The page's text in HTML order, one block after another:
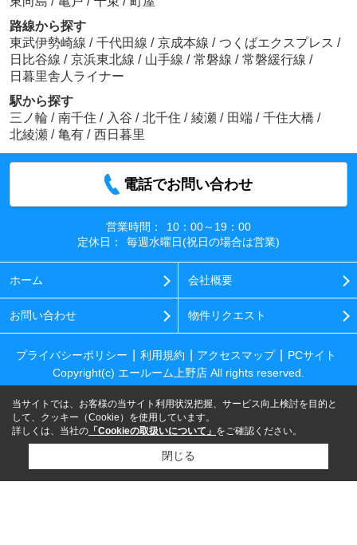
路線から探す
東武伊勢崎線 / 千代田線 / 京成本線 / つくばエクスプレス /
日比谷線 / 京浜東北線 / 山手線 / 常磐線 / 常磐緩行線 /
日暮里舎人ライナー
駅から探す
三ノ輪 / 南千住 / 入谷 / 北千住 / 綾瀬 / 田端 / 千住大橋 /
北綾瀬 / 亀有 / 西日暮里
電話でお問い合わせ
営業時間：
10：00～19：00
定休日：
毎週水曜日(祝日の場合は営業)
ホーム 会社概要
お問い合わせ 物件リクエスト
プライバシーポリシー 利用規約 アクセスマップ
PCサイト
Copyright(c) エールーム上野店 All rights reserved.
当サイトでは、お客様の当サイト利用状況把握、サービス向上検討を目的と
して、クッキー（Cookie）を使用しています。
詳しくは、当社の 「Cookieの取扱いについて」 をご確認ください。
閉じる